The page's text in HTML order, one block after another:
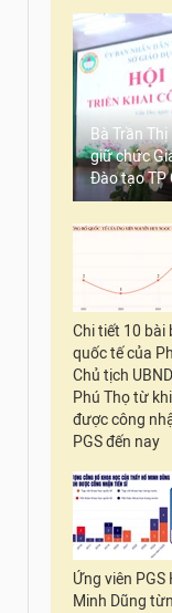
Bà Trần
giữ chức
Đào tạo TP
Chi tiết 10 bài
quốc tế của
Chủ tịch
Phú Thọ từ khi
được công
PGS đến nay
Ứng viên PGS
Minh Dũng